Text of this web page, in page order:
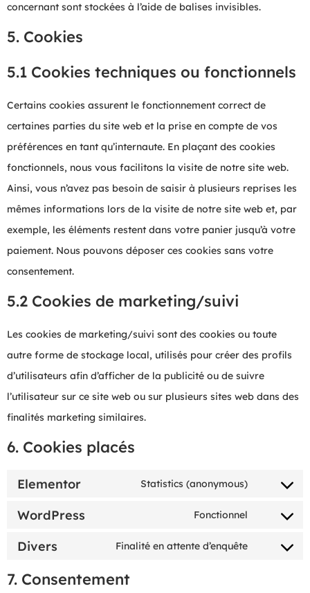
concernant sont stockées à l’aide de balises invisibles.
5. Cookies
5.1 Cookies techniques ou fonctionnels
Certains cookies assurent le fonctionnement correct de
certaines parties du site web et la prise en compte de vos
préférences en tant qu’internaute. En plaçant des cookies
fonctionnels, nous vous facilitons la visite de notre site web.
Ainsi, vous n’avez pas besoin de saisir à plusieurs reprises les
mêmes informations lors de la visite de notre site web et, par
exemple, les éléments restent dans votre panier jusqu’à votre
paiement. Nous pouvons déposer ces cookies sans votre
consentement.
5.2 Cookies de marketing/suivi
Les cookies de marketing/suivi sont des cookies ou toute
autre forme de stockage local, utilisés pour créer des profils
d’utilisateurs afin d’afficher de la publicité ou de suivre
l’utilisateur sur ce site web ou sur plusieurs sites web dans des
finalités marketing similaires.
6. Cookies placés
Elementor Statistics (anonymous)
WordPress Fonctionnel
Divers Finalité en attente d’enquête
7. Consentement